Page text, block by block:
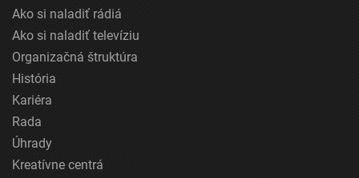
Ako si naladiť rádiá
Ako si naladiť televíziu
Organizačná štruktúra
História
Kariéra
Rada
Úhrady
Kreatívne centrá